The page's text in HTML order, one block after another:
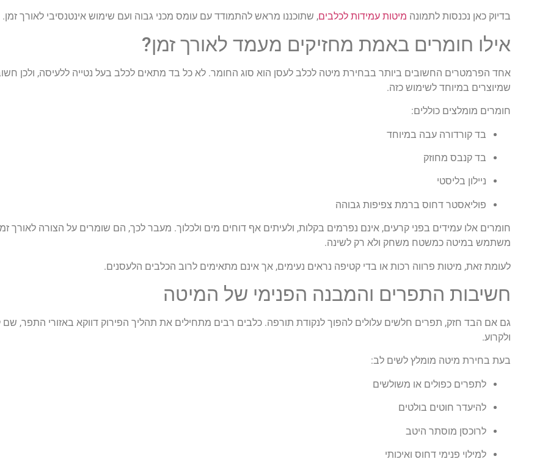
בדיוק כאן נכנסות לתמונה מיטות עמידות לכלבים, שתוכננו מראש להתמודד עם עומס מכני גבוה ועם שימוש אינטנסיבי לאורך זמן.
אילו חומרים באמת מחזיקים מעמד לאורך זמן?
אחד הפרמטרים החשובים ביותר בבחירת מיטה לכלב לעסן הוא סוג החומר. לא כל בד מתאים לכלב בעל נטייה ללעיסה, ולכן
שמיוצרים במיוחד לשימוש כזה.
חומרים מומלצים כוללים:
בד קורדורה עבה במיוחד
בד קנבס מחוזק
ניילון בליסטי
פוליאסטר דחוס ברמת צפיפות גבוהה
חומרים אלו עמידים בפני קרעים, אינם נפרמים בקלות, ולעיתים אף דוחים מים ולכלוך. מעבר לכך, הם שומרים על הצורה לאורך
משתמש במיטה כמשטח משחק ולא רק לשינה.
לעומת זאת, מיטות פרווה רכות או בדי קטיפה נראים נעימים, אך אינם מתאימים לרוב הכלבים הלעסנים.
חשיבות התפרים והמבנה הפנימי של המיטה
גם אם הבד חזק, תפרים חלשים עלולים להפוך לנקודת תורפה. כלבים רבים מתחילים את תהליך הפירוק דווקא באזורי התפר, שם
ולקרוע.
בעת בחירת מיטה מומלץ לשים לב:
לתפרים כפולים או משולשים
להיעדר חוטים בולטים
לרוכסן מוסתר היטב
למילוי פנימי דחוס ואיכותי